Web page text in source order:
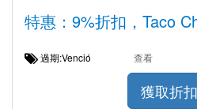
特惠：9%折扣，Taco
過期:Venció 查看
獲取折扣